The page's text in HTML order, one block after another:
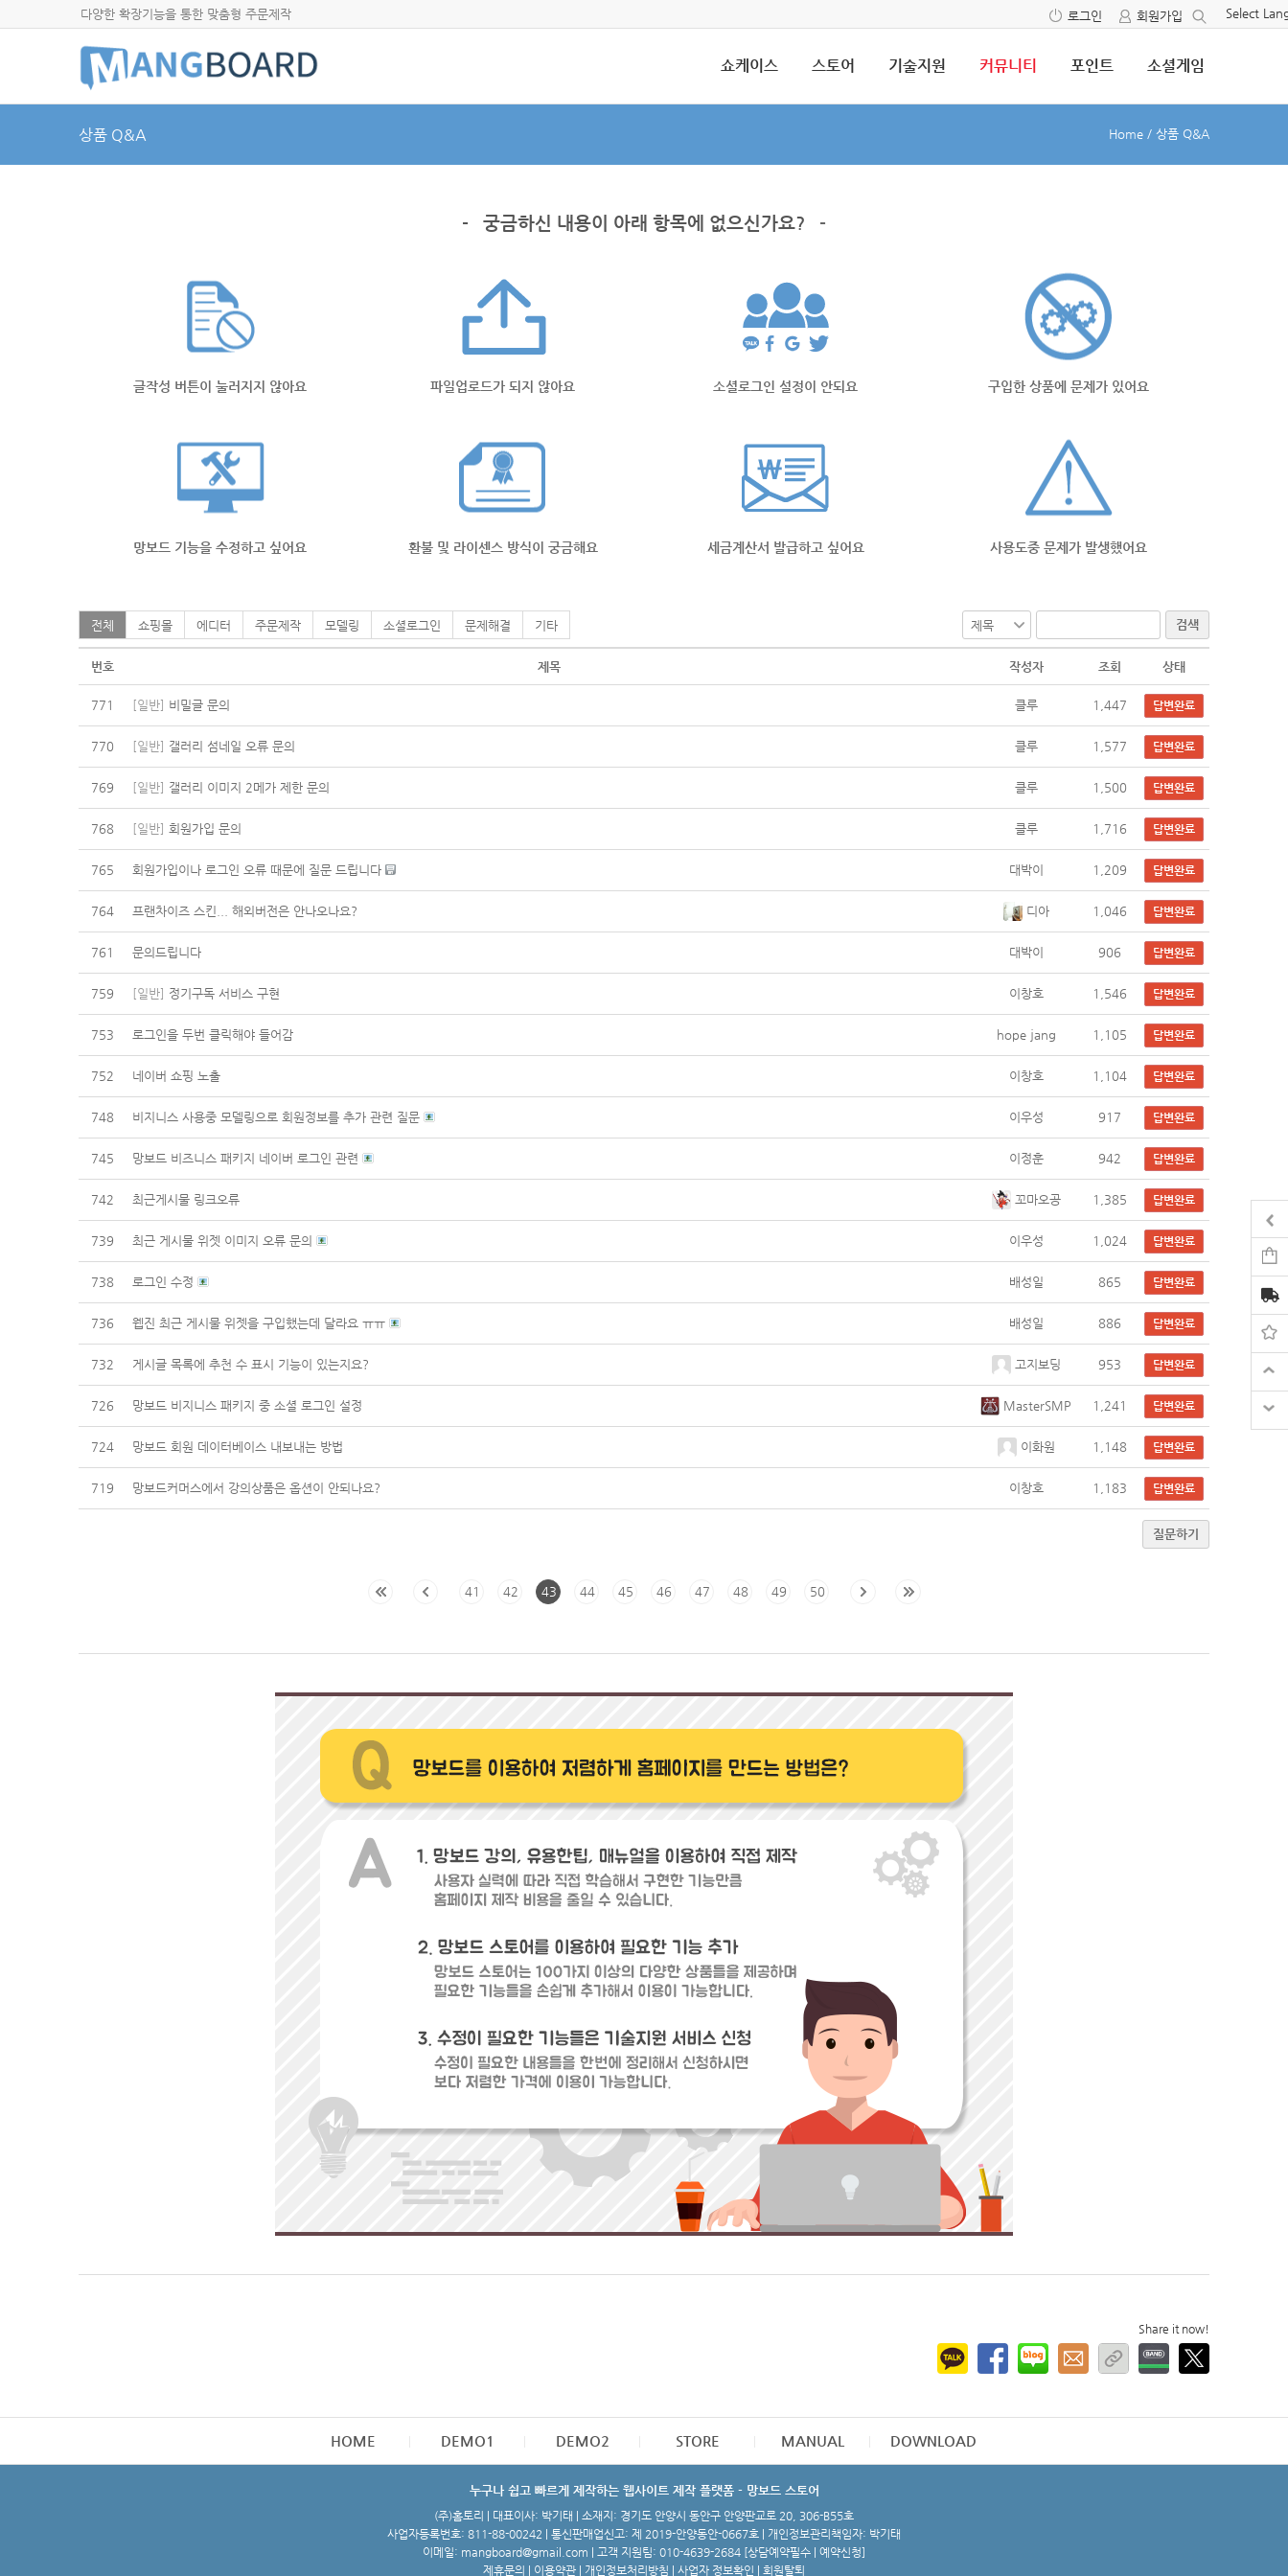
다양한 확장기능을 통한 맞춤형 주문제작 Select
로그인 회원가입
쇼케이스 스토어 기술지원 커뮤니티 포인트 소셜게임
상품 Q&A Home / 상품 Q&A
- 궁금하신 내용이 아래 항목에 없으신가요? -
글작성 버튼이 눌러지지 않아요 파일업로드가 되지 않아요 소셜로그인 설정이 안되요 구입한 상품에 문제가 있어요
망보드 기능을 수정하고 싶어요 환불 및 라이센스 방식이 궁금해요 세금계산서 발급하고 싶어요 사용도중 문제가 발생했어요
전체 쇼핑몰 에디터 주문제작 모델링 소셜로그인 문제해결 기타 검색
번호 제목 작성자 조회 상태
771 [일반] 비밀글 문의 클루 1,447 답변완료
770 [일반] 갤러리 섬네일 오류 문의 클루 1,577 답변완료
769 [일반] 갤러리 이미지 2메가 제한 문의 클루 1,500 답변완료
768 [일반] 회원가입 문의 클루 1,716 답변완료
765 회원가입이나 로그인 오류 때문에 질문 드립니다 대박이 1,209 답변완료
764 프랜차이즈 스킨... 해외버전은 안나오나요? 디아 1,046 답변완료
761 문의드립니다 대박이 906 답변완료
759 [일반] 정기구독 서비스 구현 이창호 1,546 답변완료
753 로그인을 두번 클릭해야 들어감 hope jang 1,105 답변완료
752 네이버 쇼핑 노출 이창호 1,104 답변완료
748 비지니스 사용중 모델링으로 회원정보를 추가 관련 질문 이우성 917 답변완료
745 망보드 비즈니스 패키지 네이버 로그인 관련 이정훈 942 답변완료
742 최근게시물 링크오류 꼬마오공 1,385 답변완료
739 최근 게시물 위젯 이미지 오류 문의 이우성 1,024 답변완료
738 로그인 수정 배성일 865 답변완료
736 웹진 최근 게시물 위젯을 구입했는데 달라요 ㅠㅠ 배성일 886 답변완료
732 게시글 목록에 추천 수 표시 기능이 있는지요? 고지보딩 953 답변완료
726 망보드 비지니스 패키지 중 소셜 로그인 설정 MasterSMP 1,241 답변완료
724 망보드 회원 데이터베이스 내보내는 방법 이화원 1,148 답변완료
719 망보드커머스에서 강의상품은 옵션이 안되나요? 이창호 1,183 답변완료
질문하기
41 42 43 44 45 46 47 48 49 50
Share it now!
HOME DEMO1 DEMO2 STORE MANUAL DOWNLOAD
누구나 쉽고 빠르게 제작하는 웹사이트 제작 플랫폼 - 망보드 스토어
(주)홈토리 | 대표이사: 박기태 | 소재지: 경기도 안양시 동안구 안양판교로 20, 306-B55호
사업자등록번호: 811-88-00242 | 통신판매업신고: 제 2019-안양동안-0667호 | 개인정보관리책임자: 박기태
이메일: mangboard@gmail.com | 고객 지원팀: 010-4639-2684 [상담예약필수 | 예약신청]
제휴문의
이용약관 개인정보처리방침 사업자 정보확인 회원탈퇴